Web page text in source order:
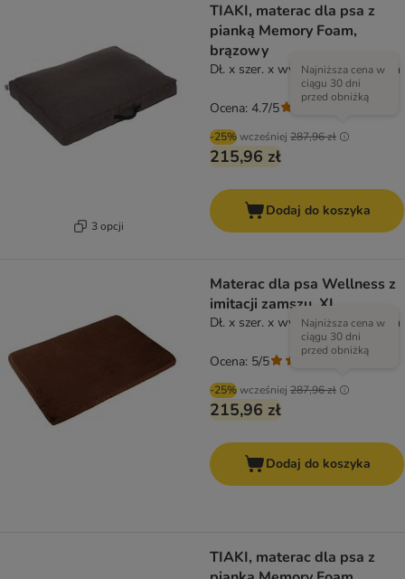
3 opcji
TIAKI, materac dla psa z
pianką Memory Foam,
brązowy
Dł. x szer. x wys.: 80 x 60 x 17 cm
-25%wcześniej 287,96 zł
Najniższa cena w
ciągu 30 dni
przed obniżką
215,96 zł
Ocena: 4.7/5
Dodaj do koszyka
Materac dla psa Wellness z
imitacji zamszu, XL
Dł. x szer. x wys.: 120 x 90 x 6 cm
-25%wcześniej 287,96 zł
Najniższa cena w
ciągu 30 dni
przed obniżką
215,96 zł
Ocena: 5/5
Dodaj do koszyka
TIAKI, materac dla psa z